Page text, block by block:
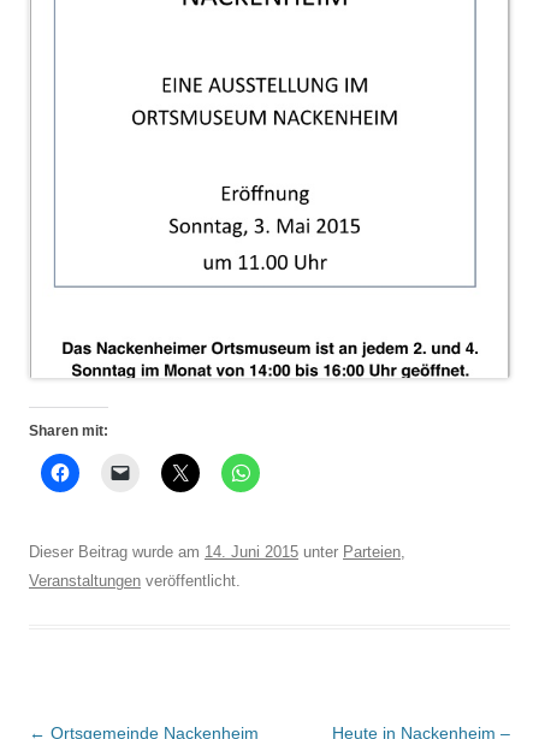
Sharen mit:
Dieser Beitrag wurde am 14. Juni 2015 unter Parteien,
Veranstaltungen veröffentlicht.
Beitrags-
← Ortsgemeinde Nackenheim
Heute in Nackenheim –